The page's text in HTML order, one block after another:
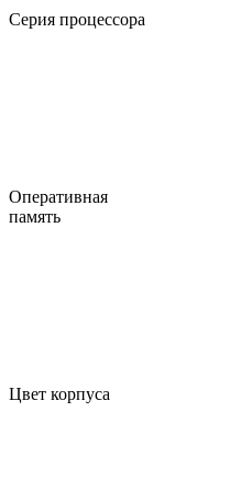
Серия процессора
Оперативная
память
Цвет корпуса